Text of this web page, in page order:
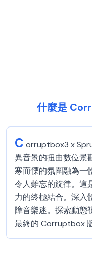
什麼是
C orruptbox3 x
異音景的扭曲數位景
寒而慄的氛圍融為一
令人難忘的旋律。這
力的終極結合。深入
障音樂迷。探索動態
最終的 Corruptbox